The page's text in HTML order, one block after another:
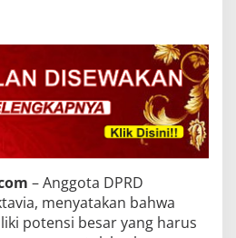
– Anggota DPRD
menyatakan bahwa
potensi besar yang harus